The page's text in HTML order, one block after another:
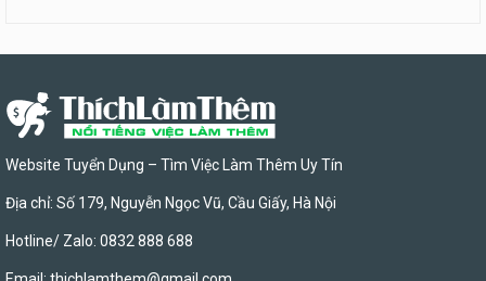
Website Tuyển Dụng – Tìm Việc Làm Thêm Uy Tín
Địa chỉ: Số 179, Nguyễn Ngọc Vũ, Cầu Giấy, Hà Nội
Hotline/ Zalo: 0832 888 688